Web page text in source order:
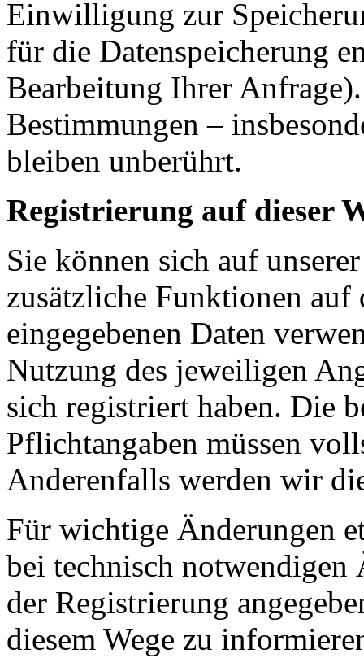
Einwilligung zur
für die Datenspeicherung
Bearbeitung Ihrer
Bestimmungen –
bleiben unberührt.
Registrierung auf dieser
Sie können sich auf
zusätzliche Funktionen auf
eingegebenen Daten
Nutzung des jeweiligen
sich registriert haben. Die
Pflichtangaben müssen
Anderenfalls werden wir
Für wichtige Änderungen
bei technisch
der Registrierung
diesem Wege zu